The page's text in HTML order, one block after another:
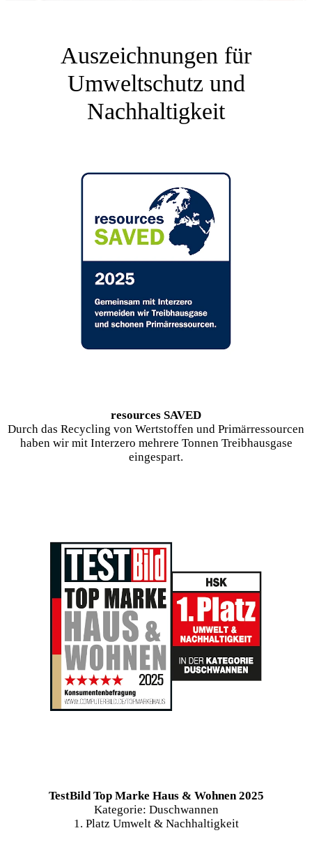
Auszeichnungen für
Umweltschutz und
Nachhaltigkeit
resources SAVED
Durch das Recycling von Wertstoffen und Primärressourcen
haben wir mit Interzero mehrere Tonnen Treibhausgase
eingespart.
TestBild Top Marke Haus & Wohnen 2025
Kategorie: Duschwannen
1. Platz Umwelt & Nachhaltigkeit